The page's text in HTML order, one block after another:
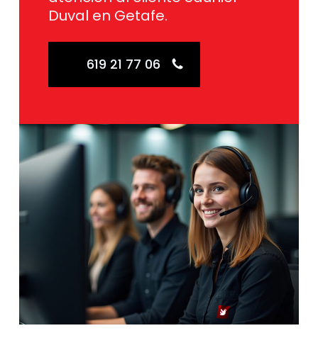
Duval en Getafe.
619 21 77 06